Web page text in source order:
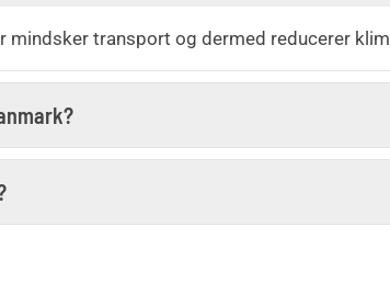
mindsker transport og dermed reducerer